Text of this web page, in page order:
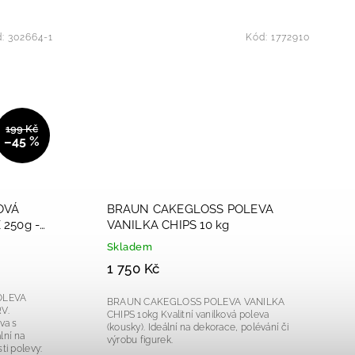
199 Kč
–45 %
250g -
na
302664-1
BRAUN CAKEGLOSS POLEVA
VANILKA CHIPS 10 kg
Skladem
1 750 Kč
BRAUN CAKEGLOSS POLEVA VANILKA
CHIPS 10kg Kvalitní vanilková poleva
(kousky). Ideální na dekorace, polévání či
výrobu figurek.
Kód: 1772910